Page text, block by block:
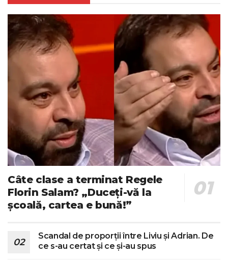
Câte clase a terminat Regele
Florin Salam? „Duceți-vă la
școală, cartea e bună!”
Scandal de proporții între Liviu și Adrian. De
ce s-au certat și ce și-au spus